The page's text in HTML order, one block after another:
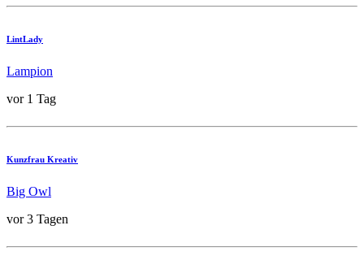
LintLady
Lampion
vor 1 Tag
Kunzfrau Kreativ
Big Owl
vor 3 Tagen